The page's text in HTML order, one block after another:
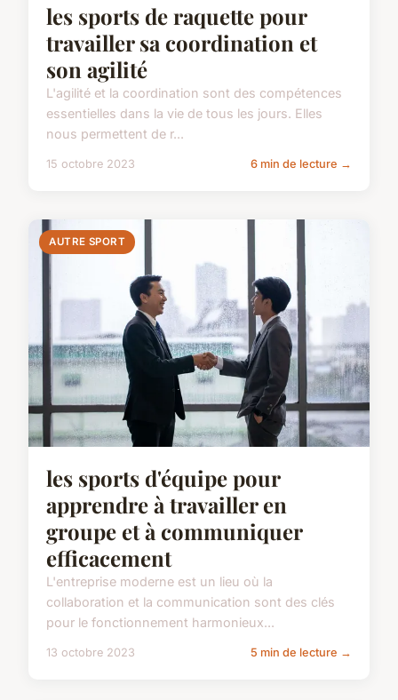
les sports de raquette pour
travailler sa coordination et
son agilité
L'agilité et la coordination sont des compétences
essentielles dans la vie de tous les jours. Elles
nous permettent de r...
15 octobre 2023 6 min de lecture →
AUTRE SPORT
les sports d'équipe pour
apprendre à travailler en
groupe et à communiquer
efficacement
L'entreprise moderne est un lieu où la
collaboration et la communication sont des clés
pour le fonctionnement harmonieux...
13 octobre 2023 5 min de lecture →